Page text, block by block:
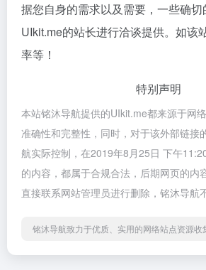
据您自身的需求以及需要，一些确
UIkit.me的站长进行洽谈提供。如该
率等！
特别声明
本站铭沐导航提供的UIkit.me都来源于网
准确性和完整性，同时，对于该外部链接
航实际控制，在2019年8月25日 下午
的内容，都属于合规合法，后期网页的内
直接联系网站管理员进行删除，铭沐导航
铭沐导航致力于优质、实用的网络站点资源收